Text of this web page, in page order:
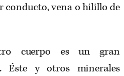
conducto, vena o hilillo de
cuerpo es un gran
Éste y otros minerales